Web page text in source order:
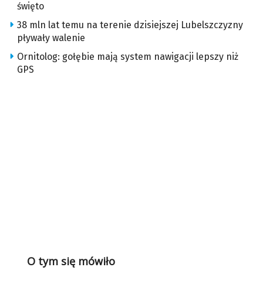
święto
38 mln lat temu na terenie dzisiejszej Lubelszczyzny
pływały walenie
Ornitolog: gołębie mają system nawigacji lepszy niż
GPS
O tym się mówiło